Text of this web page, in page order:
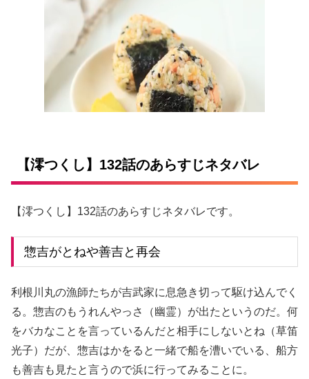
【澪つくし】132話のあらすじネタバレ
【澪つくし】132話のあらすじネタバレです。
惣吉がとねや善吉と再会
利根川丸の漁師たちが吉武家に息急き切って駆け込んでく
る。惣吉のもうれんやっさ（幽霊）が出たというのだ。何
をバカなことを言っているんだと相手にしないとね（草笛
光子）だが、惣吉はかをると一緒で船を漕いでいる、船方
も善吉も見たと言うので浜に行ってみることに。